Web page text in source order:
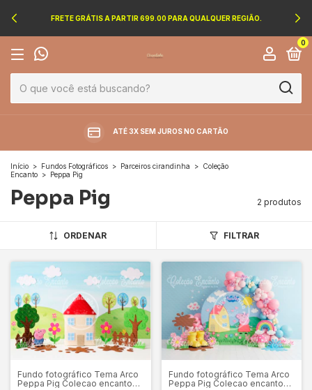
FRETE GRÁTIS A PARTIR 699.00 PARA QUALQUER REGIÃO.
0
ATÉ 3X SEM JUROS NO CARTÃO
Início > Fundos Fotográficos > Parceiros cirandinha > Coleção
Encanto > Peppa Pig
Peppa Pig 2 produtos
ORDENAR FILTRAR
Fundo fotográfico Tema Arco
Peppa Pig Colecao encanto
Fundo fotográfico Tema Arco
Peppa Pig Colecao encanto